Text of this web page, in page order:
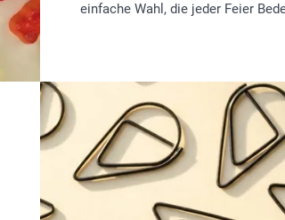
einfache Wahl, die jeder Feier